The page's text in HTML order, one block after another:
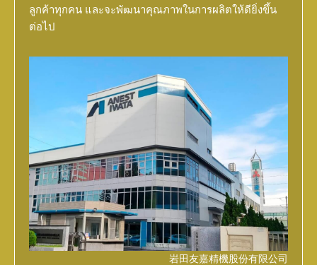
ลูกค้าทุกคน และจะพัฒนาคุณภาพในการผลิตให้ดียิ่งขึ้น
ต่อไป
岩田友嘉精機股份有限公司